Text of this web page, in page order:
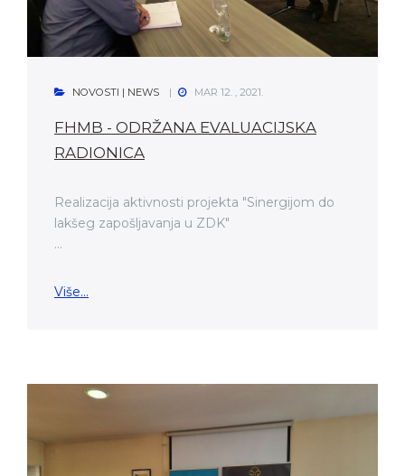
NOVOSTI | NEWS MAR 12. , 2021.
FHMB - ODRŽANA EVALUACIJSKA
RADIONICA
Realizacija aktivnosti projekta "Sinergijom do
lakšeg zapošljavanja u ZDK"
...
Više...